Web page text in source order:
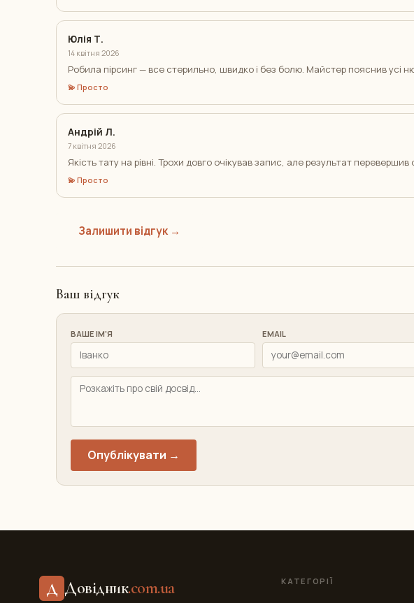
Юлія Т.
14 квітня 2026
Робила пірсинг — все стерильно, швидко і без болю. Майстер пояснив усі
💫 Просто
Андрій Л.
7 квітня 2026
Якість тату на рівні. Трохи довго очікував запис, але результат перевершив
💫 Просто
Залишити відгук →
Ваш відгук
ВАШЕ ІМ'Я EMAIL
Опублікувати →
Д Довідник.com.ua КАТЕГОРІЇ